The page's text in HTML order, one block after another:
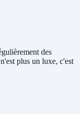
des
plus un luxe, c'est